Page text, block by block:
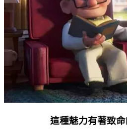
這種魅力有著致命